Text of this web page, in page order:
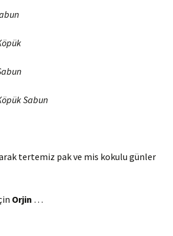
Sabun
tertemiz pak ve mis kokulu günler
Orjin …